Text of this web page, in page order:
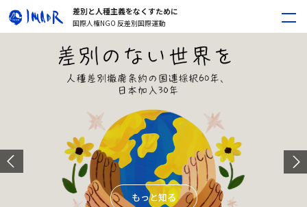
差別と人種主義をなくすために
国際人権NGO 反差別国際運動
もっと知る